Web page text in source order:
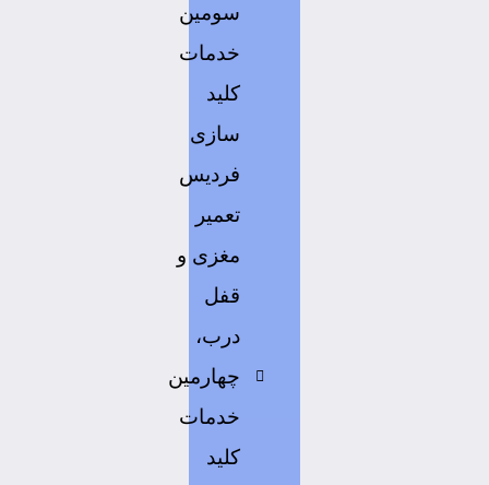
سومین
خدمات
کلید
سازی
فردیس
تعمیر
مغزی و
قفل
درب،
چهارمین
خدمات
کلید